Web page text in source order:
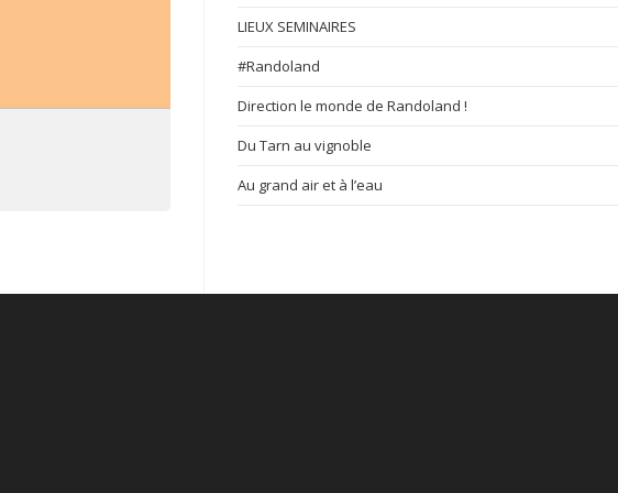
LIEUX SEMINAIRES
#Randoland
Direction le monde de Randoland !
Du Tarn au vignoble
Au grand air et à l’eau